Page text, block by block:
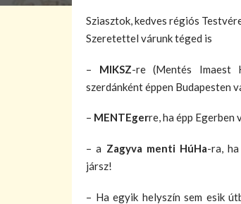
Sziasztok, kedves régiós
Szeretettel várunk téged is
– MIKSZ-re (Mentés Imaest
szerdánként éppen Budapesten
– MENTEgerre, ha épp Egerben
– a Zagyva menti HúHa-ra,
jársz!
– Ha egyik helyszín sem esik